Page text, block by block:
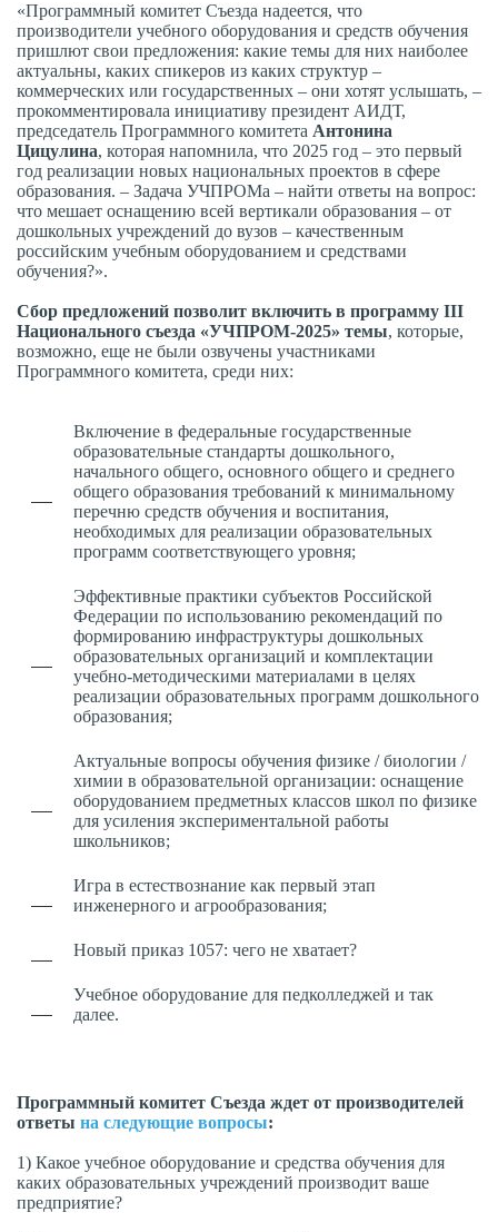
«Программный комитет Съезда надеется, что
производители учебного оборудования и средств обучения
пришлют свои предложения: какие темы для них наиболее
актуальны, каких спикеров из каких структур –
коммерческих или государственных – они хотят услышать, –
прокомментировала инициативу президент АИДТ,
председатель Программного комитета Антонина
Цицулина, которая напомнила, что 2025 год – это первый
год реализации новых национальных проектов в сфере
образования. – Задача УЧПРОМа – найти ответы на вопрос:
что мешает оснащению всей вертикали образования – от
дошкольных учреждений до вузов – качественным
российским учебным оборудованием и средствами
обучения?».
Сбор предложений позволит включить в программу III
Национального съезда «УЧПРОМ-2025» темы, которые,
возможно, еще не были озвучены участниками
Программного комитета, среди них:
Включение в федеральные государственные
образовательные стандарты дошкольного,
начального общего, основного общего и среднего
общего образования требований к минимальному
перечню средств обучения и воспитания,
необходимых для реализации образовательных
программ соответствующего уровня;
Эффективные практики субъектов Российской
Федерации по использованию рекомендаций по
формированию инфраструктуры дошкольных
образовательных организаций и комплектации
учебно-методическими материалами в целях
реализации образовательных программ дошкольного
образования;
Актуальные вопросы обучения физике / биологии /
химии в образовательной организации: оснащение
оборудованием предметных классов школ по физике
для усиления экспериментальной работы
школьников;
Игра в естествознание как первый этап
инженерного и агрообразования;
Новый приказ 1057: чего не хватает?
Учебное оборудование для педколледжей и так
далее.
Программный комитет Съезда ждет от производителей
ответы на следующие вопросы:
1) Какое учебное оборудование и средства обучения для
каких образовательных учреждений производит ваше
предприятие?